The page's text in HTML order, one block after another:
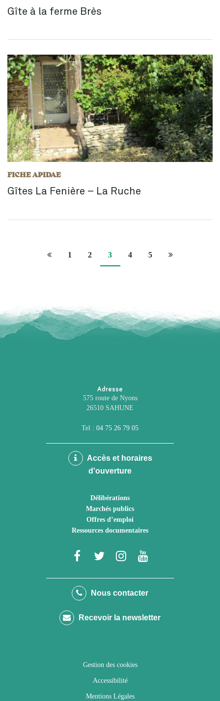
Gîte à la ferme Brès
FICHE APIDAE
Gîtes La Fenière – La Ruche
Page
1 2 3 4 5
Page
Adresse
575 route de Nyons
26510 SAHUNE
Tel : 04 75 26 79 05
Accès et horaires
d'ouverture
Délibérations
Marchés publics
Offres d’emploi
Ressources documentaires
Lien
le
Facebook
Lien
le
Twitter
Lien
le
Instagram
Youtube
Nous contacter
Recevoir la newsletter
Gestion des cookies
Accessibilité
Mentions Légales